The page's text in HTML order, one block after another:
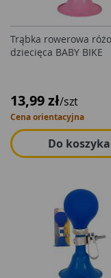
Trąbka rowerowa
dziecięca BABY BIKE
13,99 zł/szt
Cena orientacyjna
Do koszyka